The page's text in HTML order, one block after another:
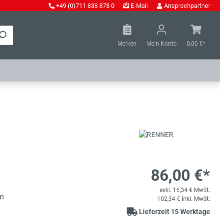
+49 (0)711 838 878 0 E-Mail Ansprechpartner
Merken Mein Konto 0,00 €*
86,00 €*
exkl. 16,34 € MwSt.
102,34 € inkl. MwSt.
Lieferzeit 15 Werktage